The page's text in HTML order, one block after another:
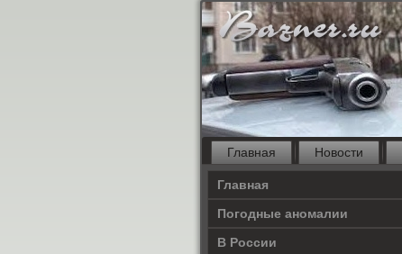
Главная Новости
Главная
Погодные аномалии
В России